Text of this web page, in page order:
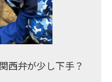
西弁が少し下手？